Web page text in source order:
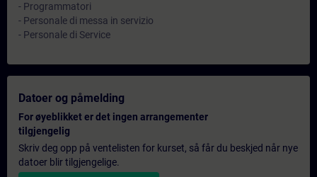
- Programmatori
- Personale di messa in servizio
- Personale di Service
Datoer og påmelding
For øyeblikket er det ingen arrangementer
tilgjengelig
Skriv deg opp på ventelisten for kurset, så får du beskjed når nye
datoer blir tilgjengelige.